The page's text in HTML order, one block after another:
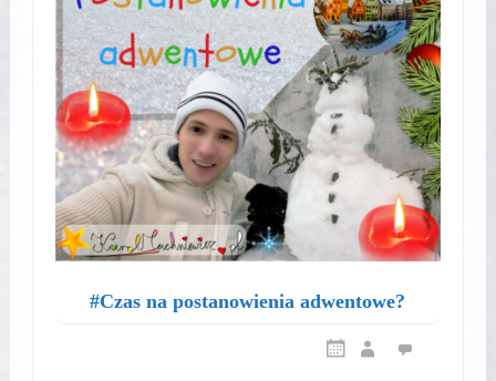
#Czas na postanowienia adwentowe?